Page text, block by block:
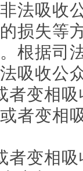
法吸收
损失等
根据司
吸收公
者变相
者变相
者变相